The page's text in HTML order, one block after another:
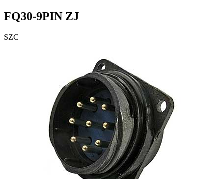
FQ30-9PIN ZJ
SZC